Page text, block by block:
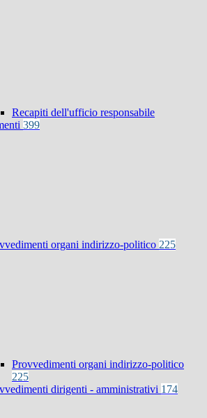
Recapiti dell'ufficio responsabile
399
organi indirizzo-politico 225
Provvedimenti organi indirizzo-politico
225
dirigenti - amministrativi 174